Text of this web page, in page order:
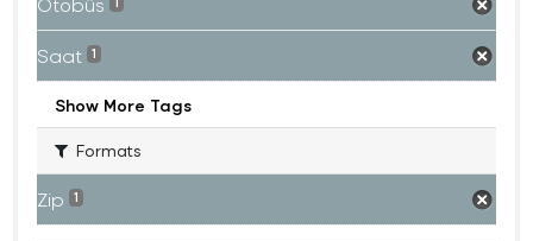
Saat 1
Show More Tags
Formats
Zip 1